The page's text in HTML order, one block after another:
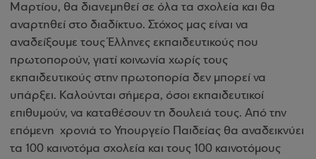
Μαρτίου, θα διανεμηθεί σε όλα τα σχολεία και θα
αναρτηθεί στο διαδίκτυο. Στόχος μας είναι να
αναδείξουμε τους Έλληνες εκπαιδευτικούς που
πρωτοπορούν, γιατί κοινωνία χωρίς τους
εκπαιδευτικούς στην πρωτοπορία δεν μπορεί να
υπάρξει. Καλούνται σήμερα, όσοι εκπαιδευτικοί
επιθυμούν, να καταθέσουν τη δουλειά τους. Από την
επόμενη χρονιά το Υπουργείο Παιδείας θα αναδεικνύει
τα 100 καινοτόμα σχολεία και τους 100 καινοτόμους